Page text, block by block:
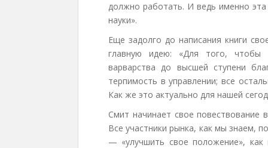
должно работать. И ведь именно эта
науки».
Еще задолго до написания книги
главную идею: «Для того, чтобы
варварства до высшей ступени
терпимость в управлении; все
Как же это актуально для нашей
Смит начинает свое повествование
Все участники рынка, как мы знаем,
— «улучшить свое положение», как